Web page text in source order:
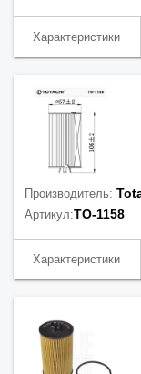
Характеристики
Производитель:
Артикул:TO-1158
Характеристики